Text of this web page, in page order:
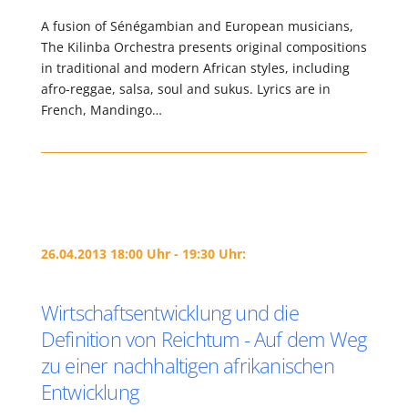
A fusion of Sénégambian and European musicians,
The Kilinba Orchestra presents original compositions
in traditional and modern African styles, including
afro-reggae, salsa, soul and sukus. Lyrics are in
French, Mandingo…
26.04.2013 18:00 Uhr - 19:30 Uhr:
Wirtschaftsentwicklung und die
Definition von Reichtum - Auf dem Weg
zu einer nachhaltigen afrikanischen
Entwicklung